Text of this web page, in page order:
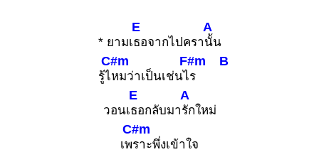
* ยามเ
E
ธอจากไปครา
A
นั้น
รู้ไ
C#m
หมว่าเป็นเช่นไ
F#m
ร
B
วอนเ
E
ธอกลับมา
A
รักใหม่
เพ
C#m
ราะพึ่งเข้าใจ